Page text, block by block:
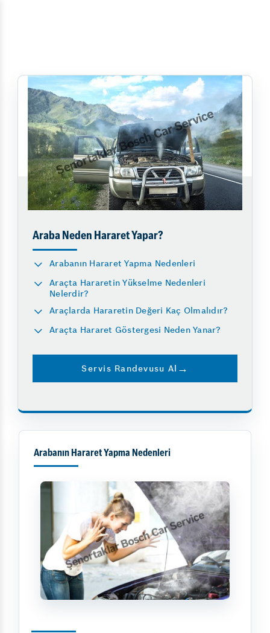
Araba Neden Hararet Yapar?
Arabanın Hararet Yapma Nedenleri
Araçta Hararetin Yükselme Nedenleri
Nelerdir?
Araçlarda Hararetin Değeri Kaç Olmalıdır?
Araçta Hararet Göstergesi Neden Yanar?
Servis Randevusu Al
Arabanın Hararet Yapma Nedenleri